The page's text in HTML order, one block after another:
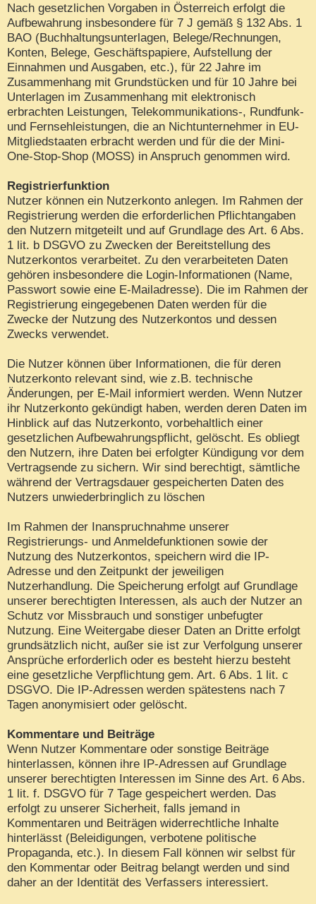
Nach gesetzlichen Vorgaben in Österreich erfolgt die
Aufbewahrung insbesondere für 7 J gemäß § 132 Abs. 1
BAO (Buchhaltungsunterlagen, Belege/Rechnungen,
Konten, Belege, Geschäftspapiere, Aufstellung der
Einnahmen und Ausgaben, etc.), für 22 Jahre im
Zusammenhang mit Grundstücken und für 10 Jahre bei
Unterlagen im Zusammenhang mit elektronisch
erbrachten Leistungen, Telekommunikations-, Rundfunk-
und Fernsehleistungen, die an Nichtunternehmer in EU-
Mitgliedstaaten erbracht werden und für die der Mini-
One-Stop-Shop (MOSS) in Anspruch genommen wird.
Registrierfunktion
Nutzer können ein Nutzerkonto anlegen. Im Rahmen der
Registrierung werden die erforderlichen Pflichtangaben
den Nutzern mitgeteilt und auf Grundlage des Art. 6 Abs.
1 lit. b DSGVO zu Zwecken der Bereitstellung des
Nutzerkontos verarbeitet. Zu den verarbeiteten Daten
gehören insbesondere die Login-Informationen (Name,
Passwort sowie eine E-Mailadresse). Die im Rahmen der
Registrierung eingegebenen Daten werden für die
Zwecke der Nutzung des Nutzerkontos und dessen
Zwecks verwendet.
Die Nutzer können über Informationen, die für deren
Nutzerkonto relevant sind, wie z.B. technische
Änderungen, per E-Mail informiert werden. Wenn Nutzer
ihr Nutzerkonto gekündigt haben, werden deren Daten im
Hinblick auf das Nutzerkonto, vorbehaltlich einer
gesetzlichen Aufbewahrungspflicht, gelöscht. Es obliegt
den Nutzern, ihre Daten bei erfolgter Kündigung vor dem
Vertragsende zu sichern. Wir sind berechtigt, sämtliche
während der Vertragsdauer gespeicherten Daten des
Nutzers unwiederbringlich zu löschen
Im Rahmen der Inanspruchnahme unserer
Registrierungs- und Anmeldefunktionen sowie der
Nutzung des Nutzerkontos, speichern wird die IP-
Adresse und den Zeitpunkt der jeweiligen
Nutzerhandlung. Die Speicherung erfolgt auf Grundlage
unserer berechtigten Interessen, als auch der Nutzer an
Schutz vor Missbrauch und sonstiger unbefugter
Nutzung. Eine Weitergabe dieser Daten an Dritte erfolgt
grundsätzlich nicht, außer sie ist zur Verfolgung unserer
Ansprüche erforderlich oder es besteht hierzu besteht
eine gesetzliche Verpflichtung gem. Art. 6 Abs. 1 lit. c
DSGVO. Die IP-Adressen werden spätestens nach 7
Tagen anonymisiert oder gelöscht.
Kommentare und Beiträge
Wenn Nutzer Kommentare oder sonstige Beiträge
hinterlassen, können ihre IP-Adressen auf Grundlage
unserer berechtigten Interessen im Sinne des Art. 6 Abs.
1 lit. f. DSGVO für 7 Tage gespeichert werden. Das
erfolgt zu unserer Sicherheit, falls jemand in
Kommentaren und Beiträgen widerrechtliche Inhalte
hinterlässt (Beleidigungen, verbotene politische
Propaganda, etc.). In diesem Fall können wir selbst für
den Kommentar oder Beitrag belangt werden und sind
daher an der Identität des Verfassers interessiert.